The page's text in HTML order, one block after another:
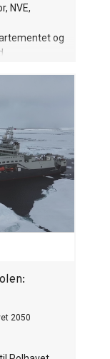
NVE,
og
har planer
men få
2050